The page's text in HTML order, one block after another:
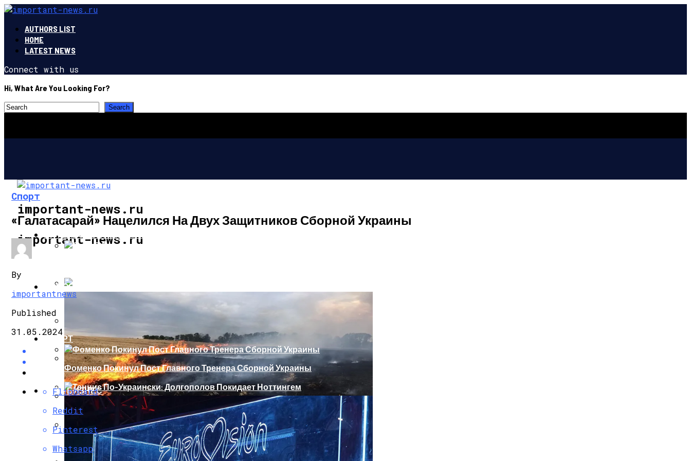
AUTHORS LIST
HOME
LATEST NEWS
Connect with us
Hi, What Are You Looking For?
important-news.ru
important-news.ru
ИНТЕРЕСНОЕ И ПОЗНАВАТЕЛЬНОЕ
В Сети Высмеяли Свадебный Подарок Путина Главе МИД Австрии
«Князь, Где Вы Шлялись»: В Сети Высмеяли Российский Лайнер, «заблудившийся» В Крыму
Репетицию Парада В Киеве Высмеяли Веселыми Фотожабами
В Швеции Белый Медведь Застрял В Окне Отеля, Знатно Позавтракав
НОВОСТИ
СПОРТ
Фоменко Покинул Пост Главного Тренера Сборной Украины
Теннис По-Украински: Долгополов Покидает Ноттингем
Роналду Остается В «Реале» До 2020 Года
ШОУ-БИЗНЕС
Спорт
«Галатасарай» Нацелился На Двух Защитников Сборной Украины
By
importantnews
Published
31.05.2024
Flipboard
Reddit
Pinterest
Whatsapp